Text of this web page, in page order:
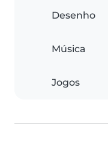
Desenho
Música
Jogos